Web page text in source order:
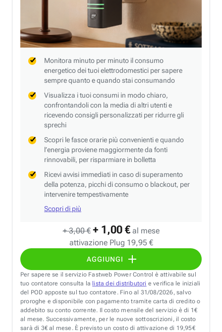
+ 3,00 € + 1,00 € al mese
attivazione Plug 19,95 €
AGGIUNGI
Monitora minuto per minuto il consumo
energetico dei tuoi elettrodomestici per sapere
sempre quanto e quando stai consumando
Visualizza i tuoi consumi in modo chiaro,
confrontandoli con la media di altri utenti e
ricevendo consigli personalizzati per ridurre gli
sprechi
Scopri le fasce orarie più convenienti e quando
l’energia proviene maggiormente da fonti
rinnovabili, per risparmiare in bolletta
Ricevi avvisi immediati in caso di superamento
della potenza, picchi di consumo o blackout, per
intervenire tempestivamente
Scopri di più
Per sapere se il servizio Fastweb Power Control è attivabile sul
tuo contatore consulta la lista dei distributori e verifica le iniziali
del POD apposte sul tuo contatore. Fino al 31/08/2026, salvo
proroghe e disponibile con pagamento tramite carta di credito o
addebito su conto corrente. Il costo mensile del servizio è di 1€
al mese. Successivamente, per le nuove sottoscrizioni, il costo
sarà di 3€ al mese. È previsto un costo di attivazione di 19,95€